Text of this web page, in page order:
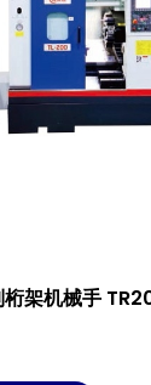
桁架机械手